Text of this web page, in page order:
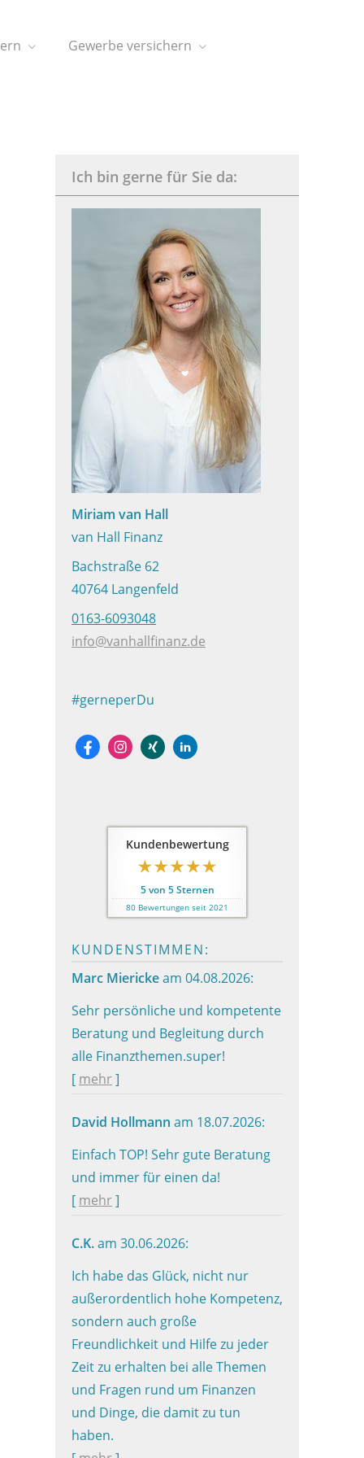
Gewerbe versichern
Ich bin gerne für Sie da:
Miriam van Hall
van Hall Finanz
Bachstraße 62
40764 Langenfeld
0163-6093048
info@vanhallfinanz.de
#gerneperDu
Kundenbewertung
5von 5Sternen
80 Bewertungen seit 2021
KUNDENSTIMMEN:
Marc Mierickeam 04.08.2026:
Sehr persönliche und kompetente
Beratung und Begleitung durch
alle Finanzthemen.super!
[ mehr ]
David Hollmann am 18.07.2026:
Einfach TOP! Sehr gute Beratung
und immer für einen da!
[ mehr ]
C.K.am 30.06.2026:
Ich habe das Glück, nicht nur
außerordentlich hohe Kompetenz,
sondern auch große
Freundlichkeit und Hilfe zu jeder
Zeit zu erhalten bei alle Themen
und Fragen rund um Finanzen
und Dinge, die damit zu tun
haben.